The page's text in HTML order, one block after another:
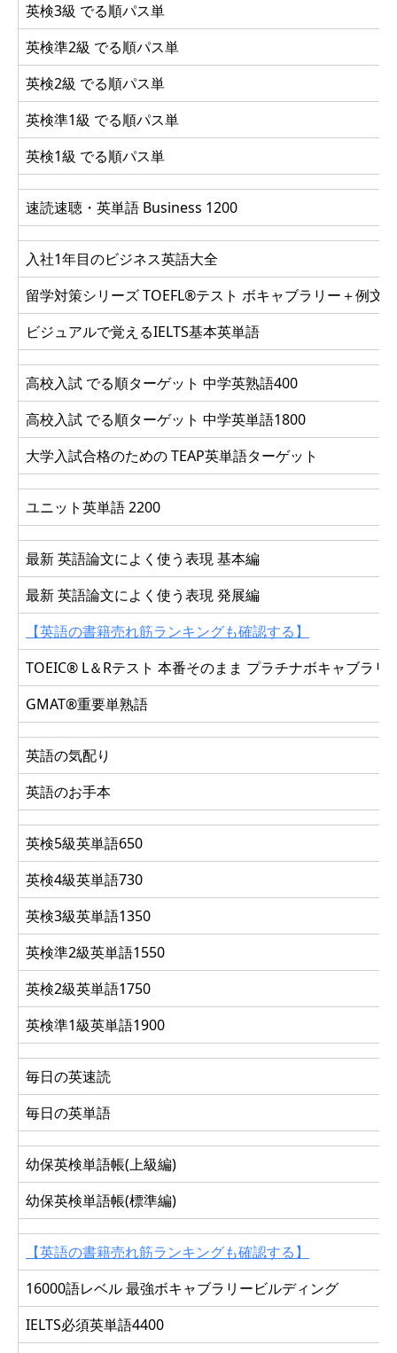
英検3級 でる順パス単
英検準2級 でる順パス単
英検2級 でる順パス単
英検準1級 でる順パス単
英検1級 でる順パス単
速読速聴・英単語 Business 1200
入社1年目のビジネス英語大全
留学対策シリーズ TOEFL®テスト ボキャブラリー＋例文
ビジュアルで覚えるIELTS基本英単語
高校入試 でる順ターゲット 中学英熟語400
高校入試 でる順ターゲット 中学英単語1800
大学入試合格のための TEAP英単語ターゲット
ユニット英単語 2200
最新 英語論文によく使う表現 基本編
最新 英語論文によく使う表現 発展編
【英語の書籍売れ筋ランキングも確認する】
TOEIC® L＆Rテスト 本番そのまま プラチナボキャブラリ
GMAT®重要単熟語
英語の気配り
英語のお手本
英検5級英単語650
英検4級英単語730
英検3級英単語1350
英検準2級英単語1550
英検2級英単語1750
英検準1級英単語1900
毎日の英速読
毎日の英単語
幼保英検単語帳(上級編)
幼保英検単語帳(標準編)
【英語の書籍売れ筋ランキングも確認する】
16000語レベル 最強ボキャブラリービルディング
IELTS必須英単語4400